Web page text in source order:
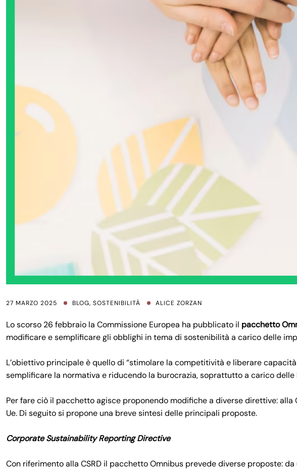
27 MARZO 2025 BLOG, SOSTENIBILITÀ ALICE ZORZAN
Lo scorso 26 febbraio la Commissione Europea ha pubblicato il pacchetto
modificare e semplificare gli obblighi in tema di sostenibilità a carico delle
L’obiettivo principale è quello di “stimolare la competitività e liberare
semplificare la normativa e riducendo la burocrazia, soprattutto a carico delle
Per fare ciò il pacchetto agisce proponendo modifiche a diverse direttive: alla
Ue. Di seguito si propone una breve sintesi delle principali proposte.
Corporate Sustainability Reporting Directive
Con riferimento alla CSRD il pacchetto Omnibus prevede diverse proposte: